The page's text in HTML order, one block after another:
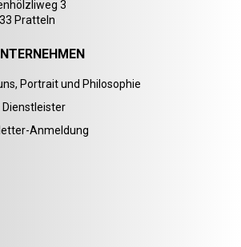
3
Pratteln
Portrait und Philosophie
Dienstleister
Anmeldung